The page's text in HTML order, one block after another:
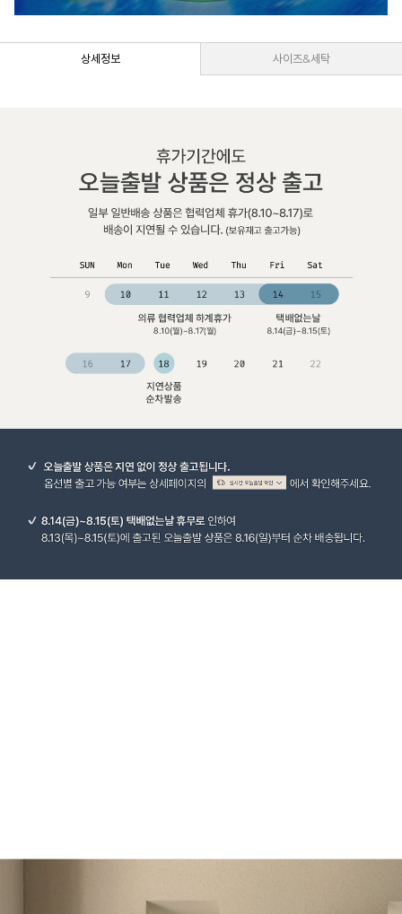
상세정보 사이즈&세탁